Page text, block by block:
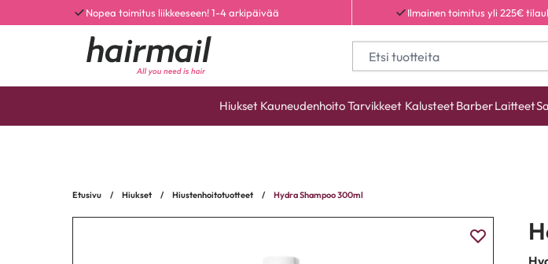
Nopea toimitus liikkeeseen! 1-4 arkipäivää Ilmainen toimitus yli 225€
Hiukset KauneudenhoitoTarvikkeet KalusteetBarberLaitteet
Etusivu / Hiukset / Hiustenhoitotuotteet / Hydra Shampoo 300ml